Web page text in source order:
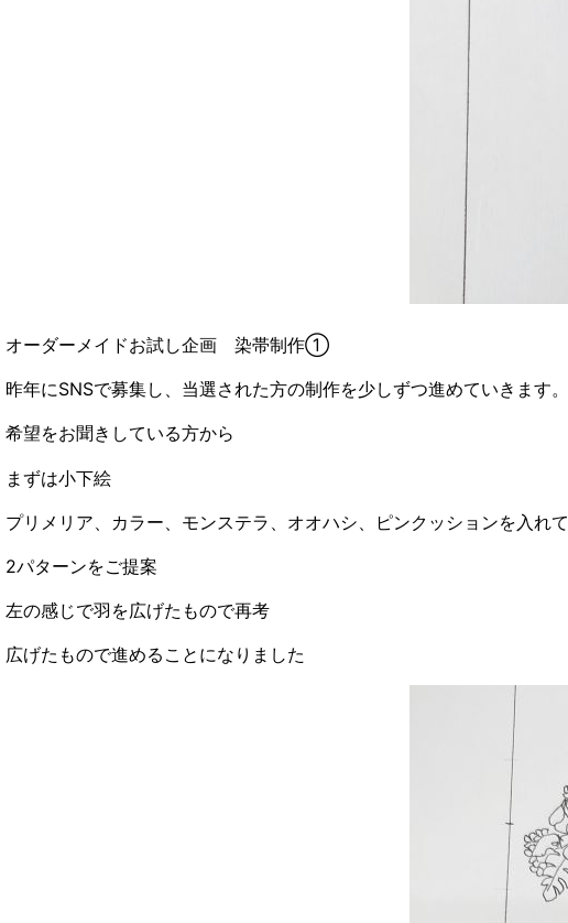
オーダーメイドお試し企画 染帯制作①
昨年にSNSで募集し、当選された方の制作を少しずつ進めていきます。
希望をお聞きしている方から
まずは小下絵
プリメリア、カラー、モンステラ、オオハシ、ピンクッションを入れて
2パターンをご提案
左の感じで羽を広げたもので再考
広げたもので進めることになりました